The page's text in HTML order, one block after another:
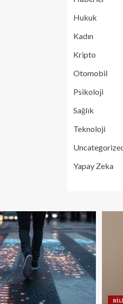
Hukuk
Kadın
Kripto
Otomobil
Psikoloji
Sağlık
Teknoloji
Yapay Zeka